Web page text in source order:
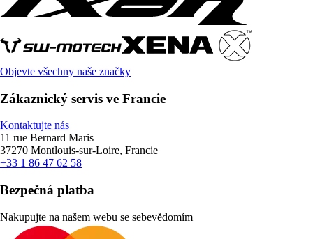
Objevte všechny naše značky
Zákaznický servis ve Francie
Kontaktujte nás
11 rue Bernard Maris
37270 Montlouis-sur-Loire, Francie
+33 1 86 47 62 58
Bezpečná platba
Nakupujte na našem webu se sebevědomím